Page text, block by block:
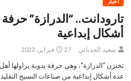
تارودانت.. “الدرازة”
أشكال إبداعية
سعيد الجدياني 27 فبراير، 2023
تختزن “الدرازة”، وهي حرفة يدوية يزاولها
عدة أشكال إبداعية من صناعات النسيج
حرفة تعتمد أساسا على حياكة الصوف. وتتميز